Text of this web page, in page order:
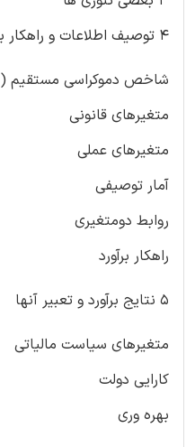
۴ توصیف اطلاعات و راهکار برآورد
شاخص دموکراسی مستقیم (DDI)
متغیرهای قانونی
متغیرهای عملی
آمار توصیفی
روابط دومتغیری
راهکار برآورد
۵ نتایج برآورد و تعبیر آنها
متغیرهای سیاست مالیاتی
کارایی دولت
بهره وری